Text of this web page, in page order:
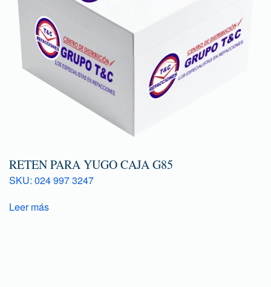
RETEN PARA YUGO CAJA G85
SKU: 024 997 3247
Leer más